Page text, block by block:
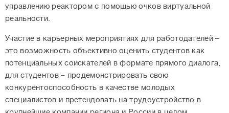
управлению реактором с помощью очков виртуальной
реальности.
Участие в карьерных мероприятиях для работодателей –
это возможность объективно оценить студентов как
потенциальных соискателей в формате прямого диалога,
для студентов – продемонстрировать свою
конкурентоспособность в качестве молодых
специалистов и претендовать на трудоустройство в